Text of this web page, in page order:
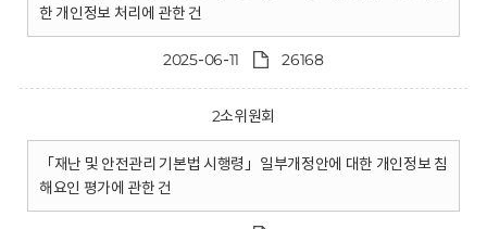
한 개인정보 처리에 관한 건
2025-06-11 26168
2소위원회
「재난 및 안전관리 기본법 시행령」일부개정안에 대한 개인정보 침
해요인 평가에 관한 건